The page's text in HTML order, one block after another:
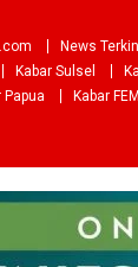
News
Kabar Sulsel
Papua Kabar FEM